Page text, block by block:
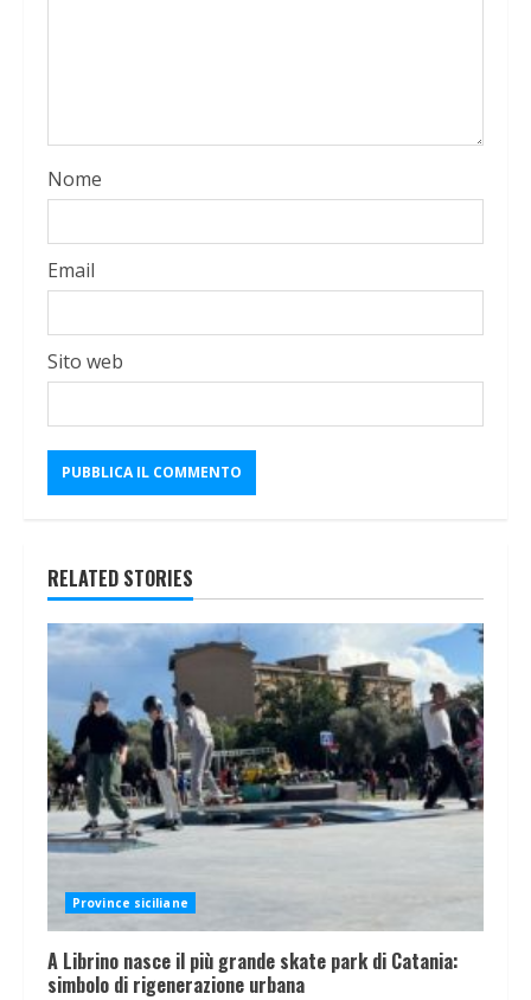
Nome
Email
Sito web
RELATED STORIES
Province siciliane
A Librino nasce il più grande skate park di Catania:
simbolo di rigenerazione urbana